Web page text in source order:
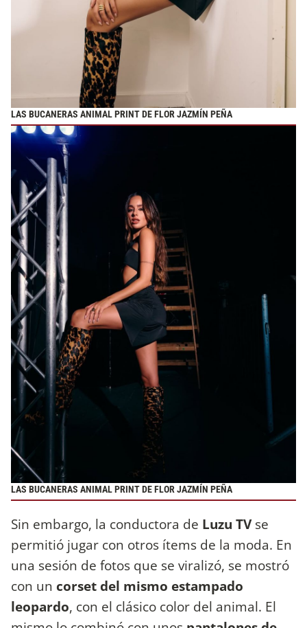
LAS BUCANERAS ANIMAL PRINT DE FLOR JAZMÍN PEÑA
LAS BUCANERAS ANIMAL PRINT DE FLOR JAZMÍN PEÑA
Sin embargo, la conductora de Luzu TVse
permitió jugar con otros ítems de la moda. En
una sesión de fotos que se viralizó, se mostró
con un corset del mismo estampado
leopardo, con el clásico color del animal. El